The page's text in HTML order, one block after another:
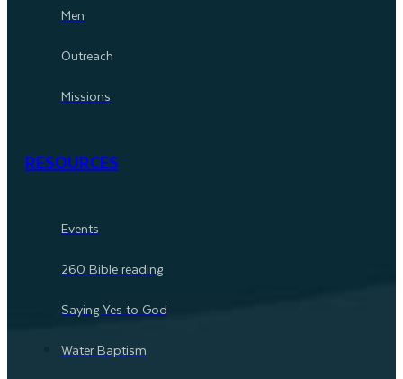
Men
Outreach
Missions
RESOURCES
Events
260 Bible reading
Saying Yes to God
Water Baptism